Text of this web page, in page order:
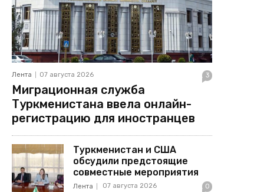
Лента 07 августа 2026 3
Миграционная служба
Туркменистана ввела онлайн-
регистрацию для иностранцев
Туркменистан и США
обсудили предстоящие
совместные мероприятия
Лента 07 августа 2026 0